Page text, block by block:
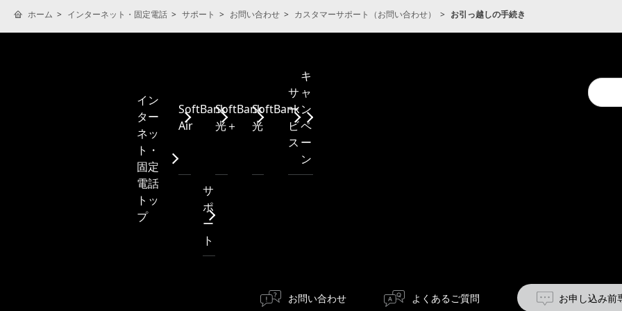
ホーム インターネット・固定電話 サポート お問い合わせ カスタマーサポート（お問い合わせ） お引っ越しの手続き
Conduct
a
search
イン
ター
ネッ
ト・
固定
電話
トッ
プ
SoftBank
Air
SoftBank
光＋
SoftBank
光
サ
ー
ビ
ス
キ
ャ
ン
ペ
ー
ン
サ
ポ
ー
ト
お問い合わせ よくあるご質問 お申し込み前